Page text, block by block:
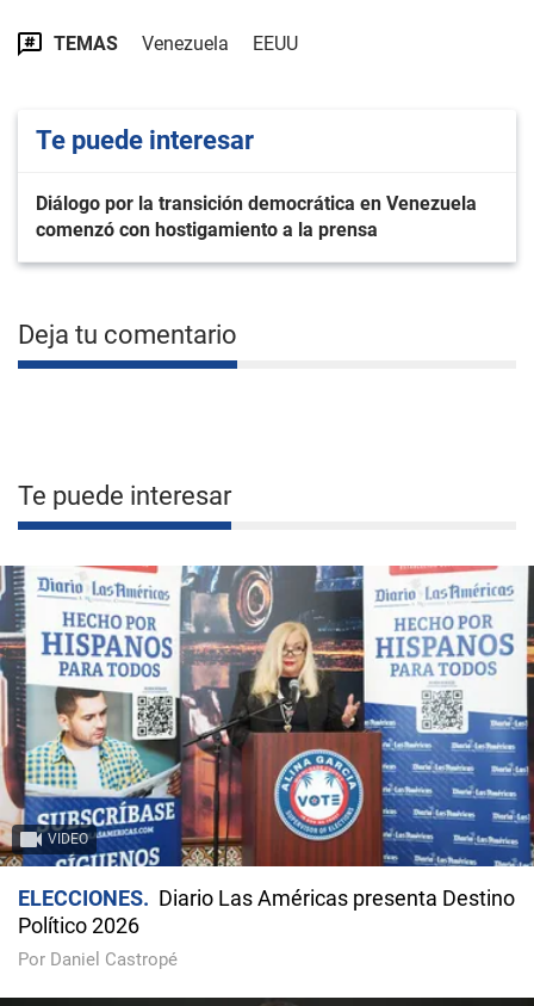
TEMAS Venezuela EEUU
Te puede interesar
Diálogo por la transición democrática en Venezuela
comenzó con hostigamiento a la prensa
Deja tu comentario
Te puede interesar
VIDEO
ELECCIONES
Diario Las Américas presenta Destino
Político 2026
Por Daniel Castropé